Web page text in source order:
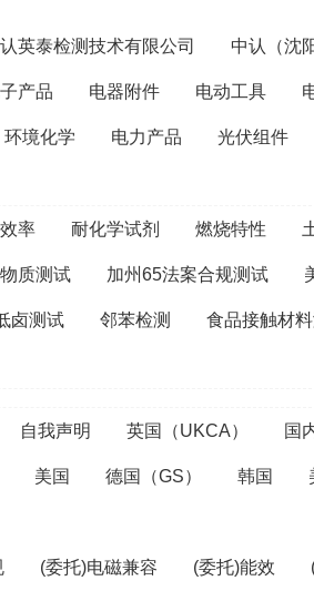
英泰检测技术有限公司 中认（沈
产品 电器附件 电动工具
环境化学 电力产品 光伏组件
率 耐化学试剂 燃烧特性
质测试 加州65法案合规测试
卤测试 邻苯检测 食品接触材
自我声明 英国（UKCA） 国
美国 德国（GS） 韩国
(委托)电磁兼容 (委托)能效